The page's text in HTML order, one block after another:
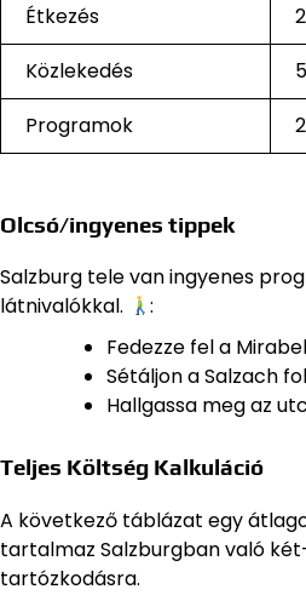
Étkezés
Közlekedés
Programok
Olcsó/ingyenes tippek
Salzburg tele van ingyenes
látnivalókkal.
:
Fedezze fel a
Sétáljon a Salzach
Hallgassa meg az
Teljes Költség Kalkuláció
A következő táblázat egy
tartalmaz Salzburgban való
tartózkodásra.